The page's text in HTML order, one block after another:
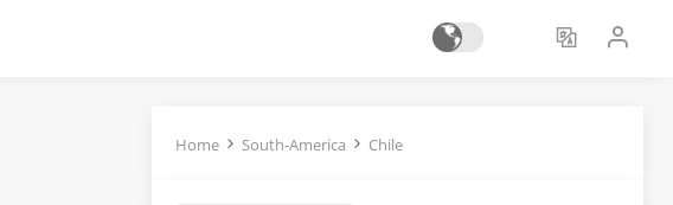
Home South-America Chile